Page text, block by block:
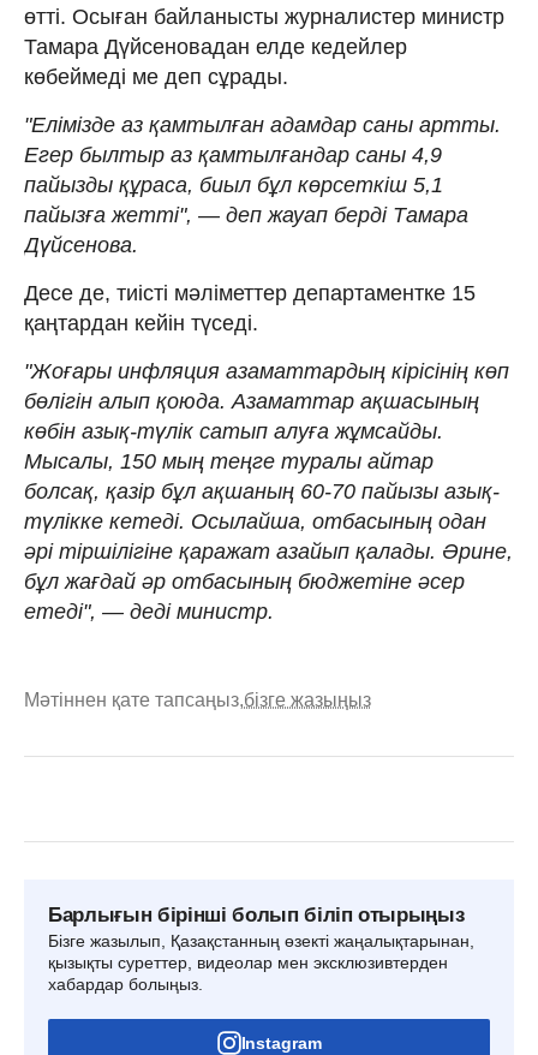
өтті. Осыған байланысты журналистер министр
Тамара Дүйсеновадан елде кедейлер
көбеймеді ме деп сұрады.
"Елімізде аз қамтылған адамдар саны артты.
Егер былтыр аз қамтылғандар саны 4,9
пайызды құраса, биыл бұл көрсеткіш 5,1
пайызға жетті", — деп жауап берді Тамара
Дүйсенова.
Десе де, тиісті мәліметтер департаментке 15
қаңтардан кейін түседі.
"Жоғары инфляция азаматтардың кірісінің көп
бөлігін алып қоюда. Азаматтар ақшасының
көбін азық-түлік сатып алуға жұмсайды.
Мысалы, 150 мың теңге туралы айтар
болсақ, қазір бұл ақшаның 60-70 пайызы азық-
түлікке кетеді. Осылайша, отбасының одан
әрі тіршілігіне қаражат азайып қалады. Әрине,
бұл жағдай әр отбасының бюджетіне әсер
етеді", — деді министр.
Мәтіннен қате тапсаңыз,бізге жазыңыз
Барлығын бірінші болып біліп отырыңыз
Бізге жазылып, Қазақстанның өзекті жаңалықтарынан,
қызықты суреттер, видеолар мен эксклюзивтерден
хабардар болыңыз.
Instagram